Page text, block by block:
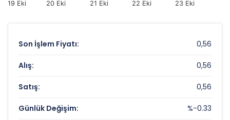
19 Eki 20 Eki 21 Eki 22 Eki 23 Eki
Son İşlem Fiyatı: 0,56
Alış: 0,56
Satış: 0,56
Günlük Değişim: %-0.33